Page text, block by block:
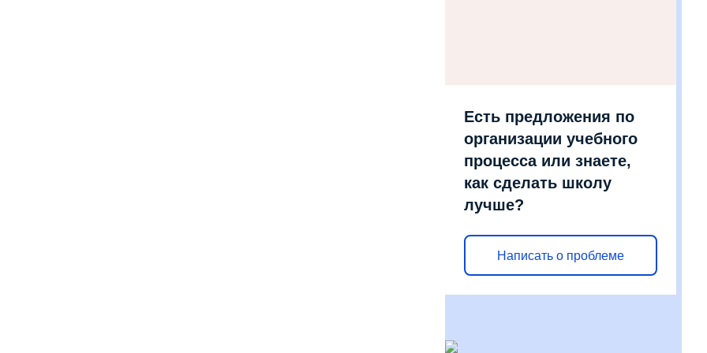
Есть предложения по
организации учебного
процесса или знаете,
как сделать школу
лучше?
Написать о проблеме